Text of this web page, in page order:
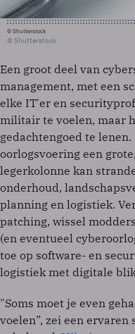
© Shutterstock
© Shutterstock
Een groot deel van
management, met een
elke IT'er en
militair te voelen, maar
gedachtengoed te
oorlogsvoering een
legerkolonne kan
onderhoud,
planning en logistiek.
patching, wissel
(en eventueel
toe op software- en
logistiek met digitale
"Soms moet je even
voelen”, zei een